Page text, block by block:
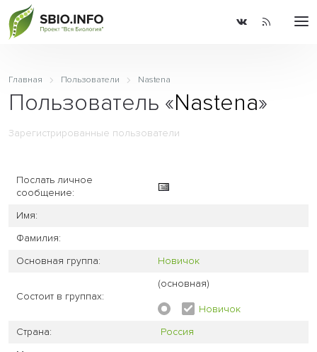
Главная Пользователи Nastena
Пользователь «Nastena»
Зарегистрированные пользователи
Послать личное
сообщение:
Имя:
Фамилия:
Основная группа:
Новичок
Состоит в группах:
(основная)
Новичок
Страна:
Россия